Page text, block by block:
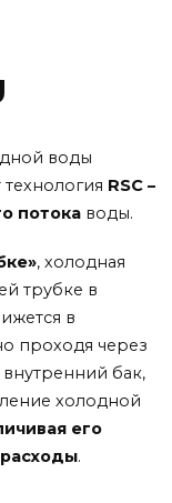
воды
технология RSC –
потока воды.
, холодная
трубке в
в
проходя через
бак,
холодной
его
.